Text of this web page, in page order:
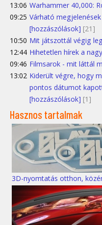
13:06 Warhammer 40,000:
09:25 Várható
[hozzászólások] [21]
10:50 Mit játszottál végig
12:44 Hihetetlen hírek a
09:46 Filmsarok - mit láttál
13:02 Kiderült végre, hogy
pontos dátumot
[hozzászólások] [1]
Hasznos tartalmak
3D-nyomtatás otthon,